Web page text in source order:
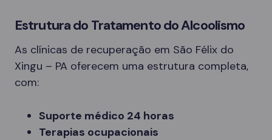
Estrutura do Tratamento do Alcoolismo
As clínicas de recuperação em São Félix do
Xingu – PA oferecem uma estrutura completa,
com:
Suporte médico 24 horas
Terapias ocupacionais